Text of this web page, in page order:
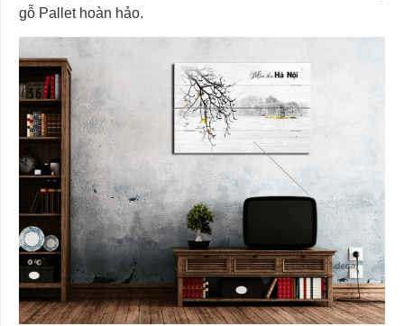
gỗ Pallet hoàn hảo.